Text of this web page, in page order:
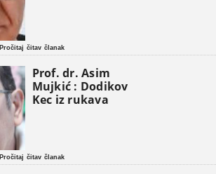
Pročitaj čitav članak
Prof. dr. Asim
Mujkić : Dodikov
Kec iz rukava
Pročitaj čitav članak